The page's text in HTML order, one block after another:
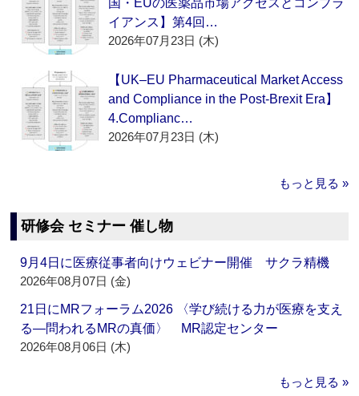
国・EUの医薬品市場アクセスとコンプラ
イアンス】第4回…
2026年07月23日 (木)
【UK–EU Pharmaceutical Market Access
and Compliance in the Post-Brexit Era】
4.Complianc…
2026年07月23日 (木)
もっと見る »
研修会 セミナー 催し物
9月4日に医療従事者向けウェビナー開催 サクラ精機
2026年08月07日 (金)
21日にMRフォーラム2026 〈学び続ける力が医療を支え
る―問われるMRの真価〉 MR認定センター
2026年08月06日 (木)
もっと見る »